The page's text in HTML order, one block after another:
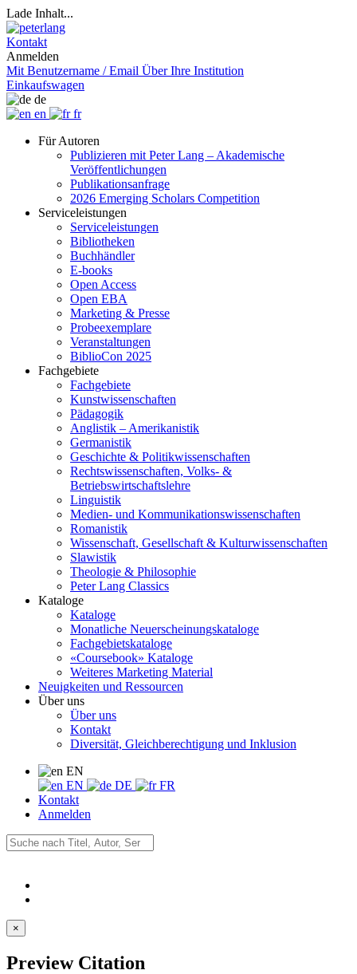
Lade Inhalt...
Kontakt
Anmelden
Mit Benutzername / Email Über Ihre Institution
Einkaufswagen
de
en
fr
Für Autoren
Publizieren mit Peter Lang – Akademische
Veröffentlichungen
Publikationsanfrage
2026 Emerging Scholars Competition
Serviceleistungen
Serviceleistungen
Bibliotheken
Buchhändler
E-books
Open Access
Open EBA
Marketing & Presse
Probeexemplare
Veranstaltungen
BiblioCon 2025
Fachgebiete
Fachgebiete
Kunstwissenschaften
Pädagogik
Anglistik – Amerikanistik
Germanistik
Geschichte & Politikwissenschaften
Rechtswissenschaften, Volks- &
Betriebswirtschaftslehre
Linguistik
Medien- und Kommunikationswissenschaften
Romanistik
Wissenschaft, Gesellschaft & Kulturwissenschaften
Slawistik
Theologie & Philosophie
Peter Lang Classics
Kataloge
Kataloge
Monatliche Neuerscheinungskataloge
Fachgebietskataloge
«Coursebook» Kataloge
Weiteres Marketing Material
Neuigkeiten und Ressourcen
Über uns
Über uns
Kontakt
Diversität, Gleichberechtigung und Inklusion
EN
EN
DE
FR
Kontakt
Anmelden
×
Preview Citation